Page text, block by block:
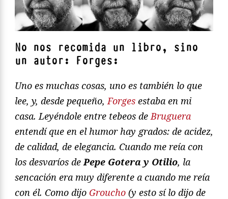
No nos recomida un libro, sino
un autor: Forges:
Uno es muchas cosas, uno es también lo que
lee, y, desde pequeño, Forges estaba en mi
casa. Leyéndole entre tebeos de Bruguera
entendí que en el humor hay grados: de acidez,
de calidad, de elegancia. Cuando me reía con
los desvaríos de Pepe Gotera y Otilio, la
sencación era muy diferente a cuando me reía
con él. Como dijo Groucho (y esto sí lo dijo de